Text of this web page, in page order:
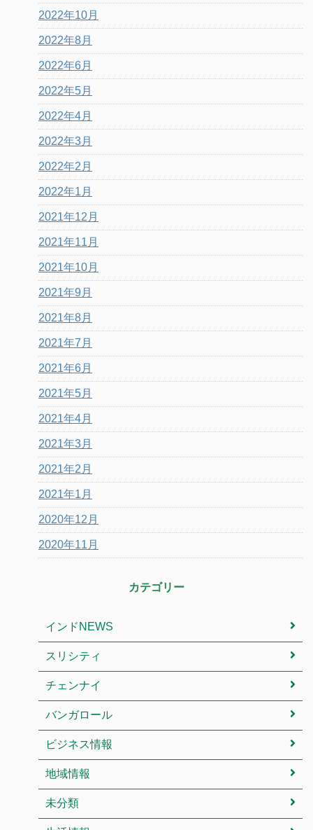
2022年10月
2022年8月
2022年6月
2022年5月
2022年4月
2022年3月
2022年2月
2022年1月
2021年12月
2021年11月
2021年10月
2021年9月
2021年8月
2021年7月
2021年6月
2021年5月
2021年4月
2021年3月
2021年2月
2021年1月
2020年12月
2020年11月
カテゴリー
インドNEWS
スリシティ
チェンナイ
バンガロール
ビジネス情報
地域情報
未分類